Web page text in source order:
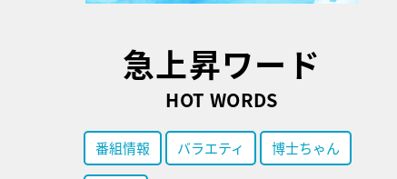
急上昇ワード
HOT WORDS
番組情報 バラエティ 博士ちゃん